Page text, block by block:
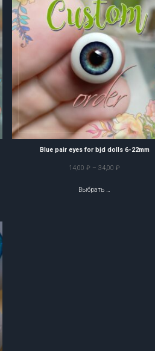
Blue pair eyes for bjd dolls 6-22mm
14,00 ₽ – 34,00 ₽Диапазон
Выбрать …